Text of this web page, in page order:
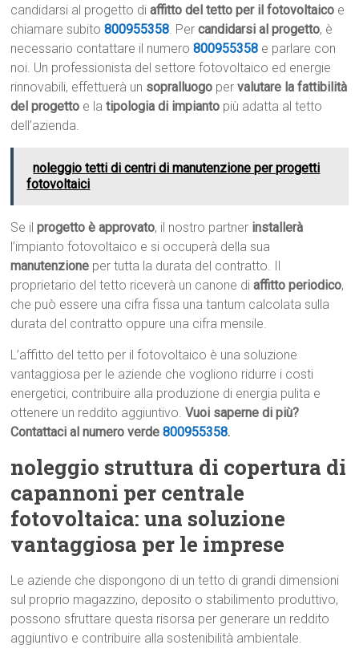
candidarsi al progetto diaffitto del tetto per il fotovoltaico e
chiamare subito800955358. Percandidarsi al progetto, è
necessario contattare il numero800955358 e parlare con
noi. Un professionista del settore fotovoltaico ed energie
rinnovabili, effettuerà un sopralluogo pervalutare la fattibilità
del progetto e latipologia di impianto più adatta al tetto
dell’azienda.
noleggio tetti di centri di manutenzione per progetti
fotovoltaici
Se ilprogetto è approvato, il nostro partner installerà
l’impianto fotovoltaico e si occuperà della sua
manutenzione per tutta la durata del contratto. Il
proprietario del tetto riceverà un canone diaffitto periodico,
che può essere una cifra fissa una tantum calcolata sulla
durata del contratto oppure una cifra mensile.
L’affitto del tetto per il fotovoltaico è una soluzione
vantaggiosa per le aziende che vogliono ridurre i costi
energetici, contribuire alla produzione di energia pulita e
ottenere un reddito aggiuntivo.Vuoi saperne di più?
Contattaci al numero verde800955358.
noleggio struttura di copertura di
capannoni per centrale
fotovoltaica: una soluzione
vantaggiosa per le imprese
Le aziende che dispongono di un tetto di grandi dimensioni
sul proprio magazzino, deposito o stabilimento produttivo,
possono sfruttare questa risorsa per generare un reddito
aggiuntivo e contribuire alla sostenibilità ambientale.